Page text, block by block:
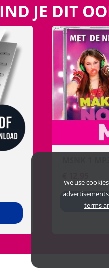
JE DIT
We use
terms